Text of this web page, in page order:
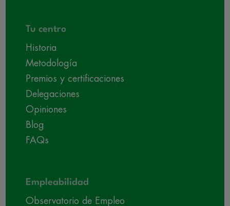
Tu centro
Historia
Metodología
Premios y certificaciones
Delegaciones
Opiniones
Blog
FAQs
Empleabilidad
Observatorio de Empleo